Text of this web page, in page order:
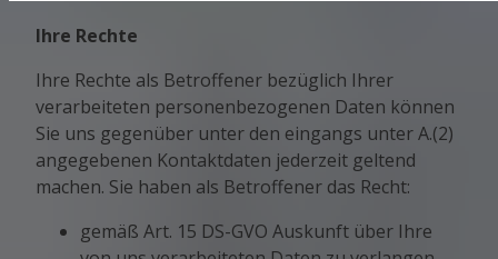
Ihre Rechte
Ihre Rechte als Betroffener bezüglich Ihrer
verarbeiteten personenbezogenen Daten können
Sie uns gegenüber unter den eingangs unter A.(2)
angegebenen Kontaktdaten jederzeit geltend
machen. Sie haben als Betroffener das Recht:
gemäß Art. 15 DS-GVO Auskunft über Ihre